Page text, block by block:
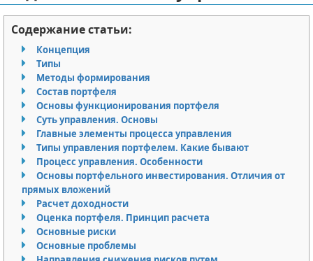
Разное
Право
Отказ от ответственности
Содержание статьи:
Концепция
Типы
Методы формирования
Состав портфеля
Основы функционирования портфеля
Суть управления. Основы
Главные элементы процесса управления
Типы управления портфелем. Какие бывают
Процесс управления. Особенности
Основы портфельного инвестирования. Отличия от
прямых вложений
Расчет доходности
Оценка портфеля. Принцип расчета
Основные риски
Основные проблемы